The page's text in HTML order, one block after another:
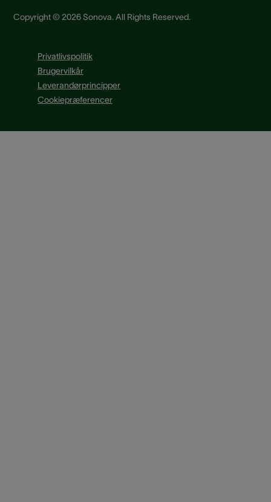
Copyright © 2026 Sonova. All Rights Reserved.
Privatlivspolitik
Brugervilkår
Leverandørprincipper
Cookiepræferencer